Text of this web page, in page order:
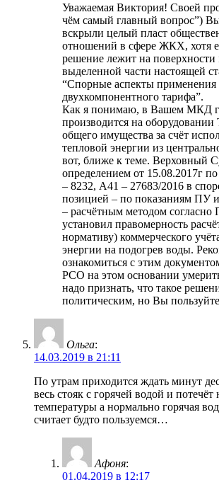
Уважаемая Виктория! Своей
чём самый главный вопрос”)
вскрыли целый пласт
отношений в сфере ЖКХ, хотя
решение лежит на поверхности
выделенной части настоящей
“Спорные аспекты применения
двухкомпонентного тарифа”.
Как я понимаю, в Вашем МКД
производится на оборудовании
общего имущества за счёт
тепловой энергии из
вот, ближе к теме. Верховный
определением от 15.08.2017г
– 8232, А41 – 27683/2016 в
позицией – по показаниям ПУ
– расчётным методом
установил правомерность
нормативу) коммерческого
энергии на подогрев воды.
ознакомиться с этим
РСО на этом основании
надо признать, что такое
политическим, но Вы
Ольга:
14.03.2019 в 21:11
По утрам приходится ждать минут
весь стояк с горячей водой и
температуры а нормально горячая
считает будто пользуемся…
Афоня:
01.04.2019 в 12:17